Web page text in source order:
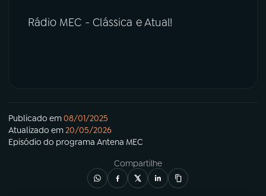
Rádio MEC - Clássica e Atual!
Publicado em08/01/2025
Atualizado em20/05/2026
Episódio do programa Antena MEC
Compartilhe